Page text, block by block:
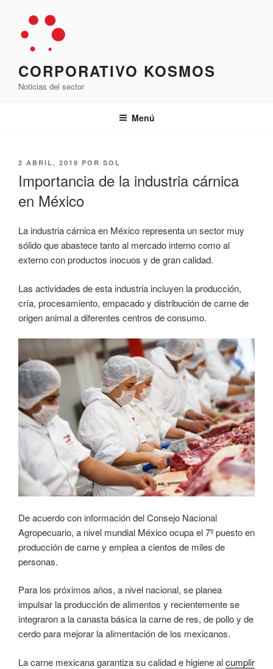
contenido
CORPORATIVO KOSMOS
Noticias del sector
Menú
PUBLICADO
2 ABRIL, 2019 POR SOL
Importancia de la industria cárnica
en México
La industria cárnica en México representa un sector muy
sólido que abastece tanto al mercado interno como al
externo con productos inocuos y de gran calidad.
Las actividades de esta industria incluyen la producción,
cría, procesamiento, empacado y distribución de carne de
origen animal a diferentes centros de consumo.
De acuerdo con información del Consejo Nacional
Agropecuario, a nivel mundial México ocupa el 7º puesto en
producción de carne y emplea a cientos de miles de
personas.
Para los próximos años, a nivel nacional, se planea
impulsar la producción de alimentos y recientemente se
integraron a la canasta básica la carne de res, de pollo y de
cerdo para mejorar la alimentación de los mexicanos.
La carne mexicana garantiza su calidad e higiene alcumplir